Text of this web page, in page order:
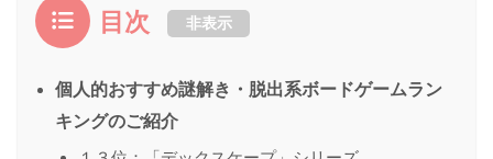
目次 非表示
個人的おすすめ謎解き・脱出系ボードゲームラン
キングのご紹介